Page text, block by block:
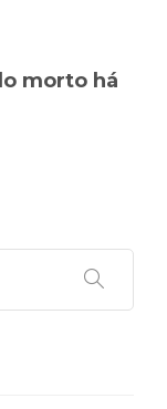
morto há